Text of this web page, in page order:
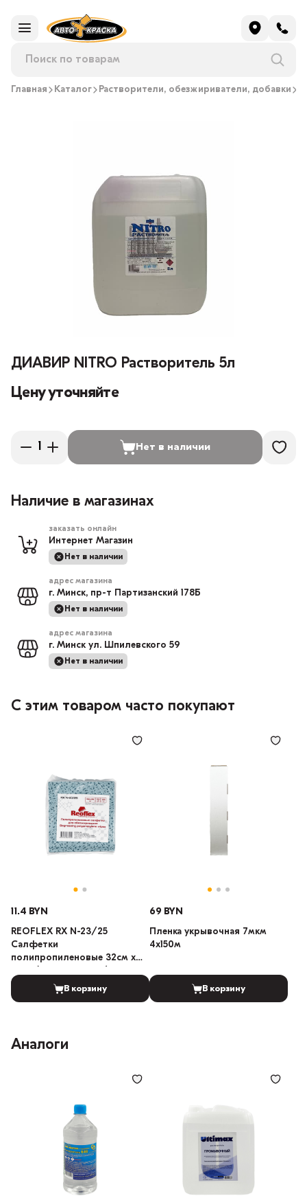
Главная Каталог Растворители, обезжириватели, добавки
ДИАВИР NITRO Растворитель 5л
Цену уточняйте
Нет в наличии
Наличие в магазинах
заказать онлайн
Интернет Магазин
Нет в наличии
адрес магазина
г. Минск, пр-т Партизанский 178Б
Нет в наличии
адрес магазина
г. Минск ул. Шпилевского 59
Нет в наличии
С этим товаром часто покупают
11.4 BYN
REOFLEX RX N-23/25
Салфетки
полипропиленовые 32см х
В корзину
69 BYN
Пленка укрывочная 7мкм
4х150м
В корзину
Аналоги